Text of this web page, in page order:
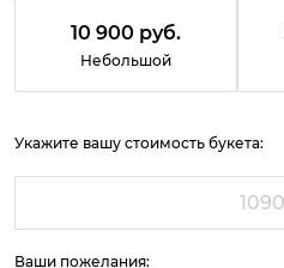
10 900 руб.
Небольшой
Укажите вашу стоимость букета:
Ваши пожелания: